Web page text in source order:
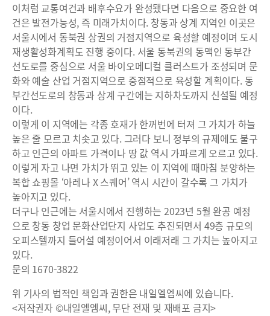
이처럼 교통여건과 배후수요가 완성됐다면 다음으로 중요한 여
건은 발전가능성, 즉 미래가치이다. 창동과 상계 지역인 이곳은
서울시에서 동북권 상권의 거점지역으로 육성할 예정이며 도시
재생활성화계획도 진행 중이다. 서울 동북권의 동맥인 동부간
선도로를 중심으로 서울 바이오메디컬 클러스트가 조성되며 문
화와 예술 산업 거점지역으로 중점적으로 육성할 계획이다. 동
부간선도로의 창동과 상계 구간에는 지하차도까지 신설될 예정
이다.
이렇게 이 지역에는 각종 호재가 한꺼번에 터져 그 가치가 하늘
높은 줄 모르고 치솟고 있다. 그러다 보니 정부의 규제에도 불구
하고 인근의 아파트 가격이나 땅 값 역시 가파르게 오르고 있다.
이렇게 자고 나면 가치가 뛰고 있는 이 지역에 때마침 분양하는
복합 쇼핑몰 ‘아레나 X 스퀘어’ 역시 시간이 갈수록 그 가치가
높아지고 있다.
더구나 인근에는 서울시에서 진행하는 2023년 5월 완공 예정
으로 창동 창업 문화산업단지 사업도 추진되면서 49층 규모의
오피스텔까지 들어설 예정이어서 이래저래 그 가치는 높아지고
있다.
문의 1670-3822
위 기사의 법적인 책임과 권한은 내일엘엠씨에 있습니다.
<저작권자 ©내일엘엠씨, 무단 전재 및 재배포 금지>